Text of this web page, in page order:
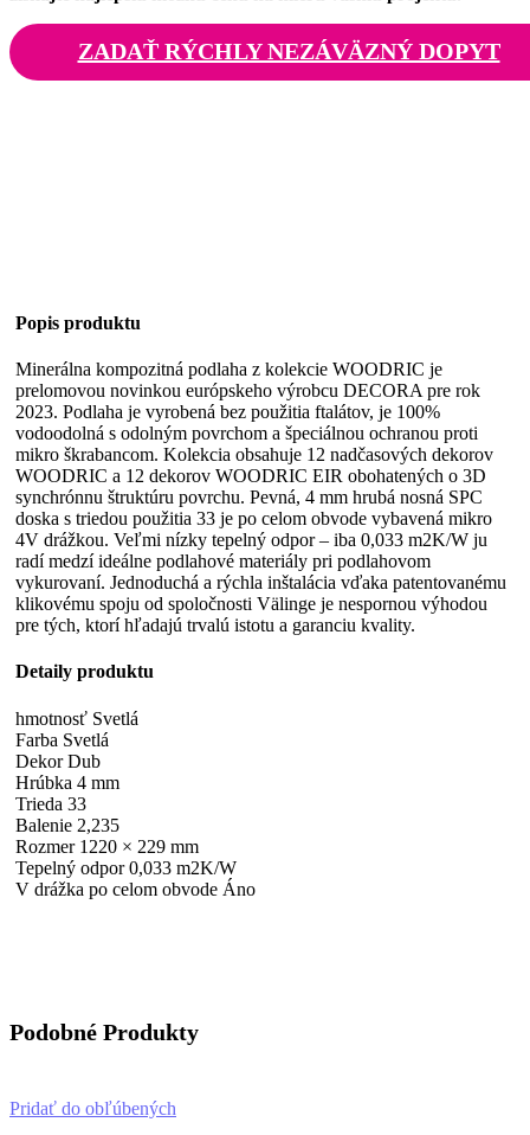
ZADAŤ RÝCHLY NEZÁVÄZNÝ DOPYT
Popis produktu
Minerálna kompozitná podlaha z kolekcie WOODRIC je
prelomovou novinkou európskeho výrobcu DECORA pre rok
2023. Podlaha je vyrobená bez použitia ftalátov, je 100%
vodoodolná s odolným povrchom a špeciálnou ochranou proti
mikro škrabancom. Kolekcia obsahuje 12 nadčasových dekorov
WOODRIC a 12 dekorov WOODRIC EIR obohatených o 3D
synchrónnu štruktúru povrchu. Pevná, 4 mm hrubá nosná SPC
doska s triedou použitia 33 je po celom obvode vybavená mikro
4V drážkou. Veľmi nízky tepelný odpor – iba 0,033 m2K/W ju
radí medzí ideálne podlahové materiály pri podlahovom
vykurovaní. Jednoduchá a rýchla inštalácia vďaka patentovanému
klikovému spoju od spoločnosti Välinge je nespornou výhodou
pre tých, ktorí hľadajú trvalú istotu a garanciu kvality.
Detaily produktu
hmotnosť Svetlá
Farba Svetlá
Dekor Dub
Hrúbka 4 mm
Trieda 33
Balenie 2,235
Rozmer 1220 × 229 mm
Tepelný odpor 0,033 m2K/W
V drážka po celom obvode Áno
Podobné Produkty
Pridať do obľúbených